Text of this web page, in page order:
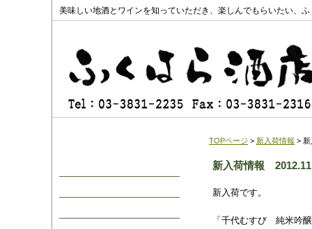
美味しい地酒とワインを知っていただき、楽しんでもらいたい、
TOPページ > 新入荷情報 >
新入荷情報
新入荷です。
「千代むすび 純米